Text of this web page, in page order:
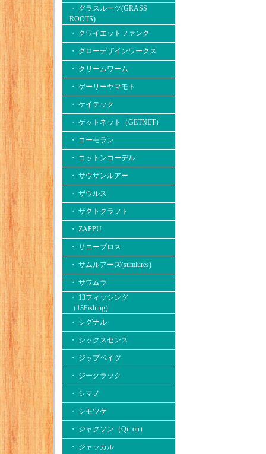
・ グラスルーツ(GRASS
ROOTS)
・ クワイエットファンク
・ グローデザインワークス
・ クリームワーム
・ ゲーリーヤマモト
・ ケイテック
・ ゲットネット（GETNET）
・ コーモラン
・ コットンコーデル
・ サウザンルアー
・ ザウルス
・ ザクトクラフト
・ ZAPPU
・ サニーブロス
・ サムルアーズ(sumlures)
・ サワムラ
・ 13フィッシング
（13Fishing）
・ シグナル
・ シックスセンス
・ ジップベイツ
・ ジークラック
・ シマノ
・ シモツケ
・ ジャクソン（Qu-on）
・ ジャッカル